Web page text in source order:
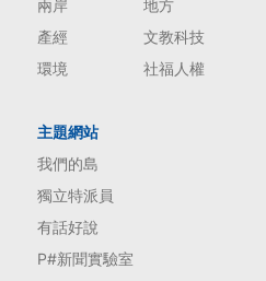
兩岸
地方
產經
文教科技
環境
社福人權
主題網站
我們的島
獨立特派員
有話好說
P#新聞實驗室